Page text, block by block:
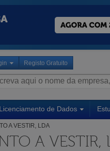
Registo Gratuito
Licenciamento de Dados
A VESTIR, LDA
A VESTIR,